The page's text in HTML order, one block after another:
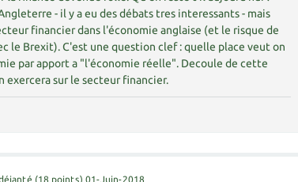
- il y a eu des débats tres interessants - mais
financier dans l'économie anglaise (et le risque de
le Brexit). C'est une question clef : quelle place veut on
par apport a "l'économie réelle". Decoule de cette
exercera sur le secteur financier.
(18 points) 01-Juin-2018